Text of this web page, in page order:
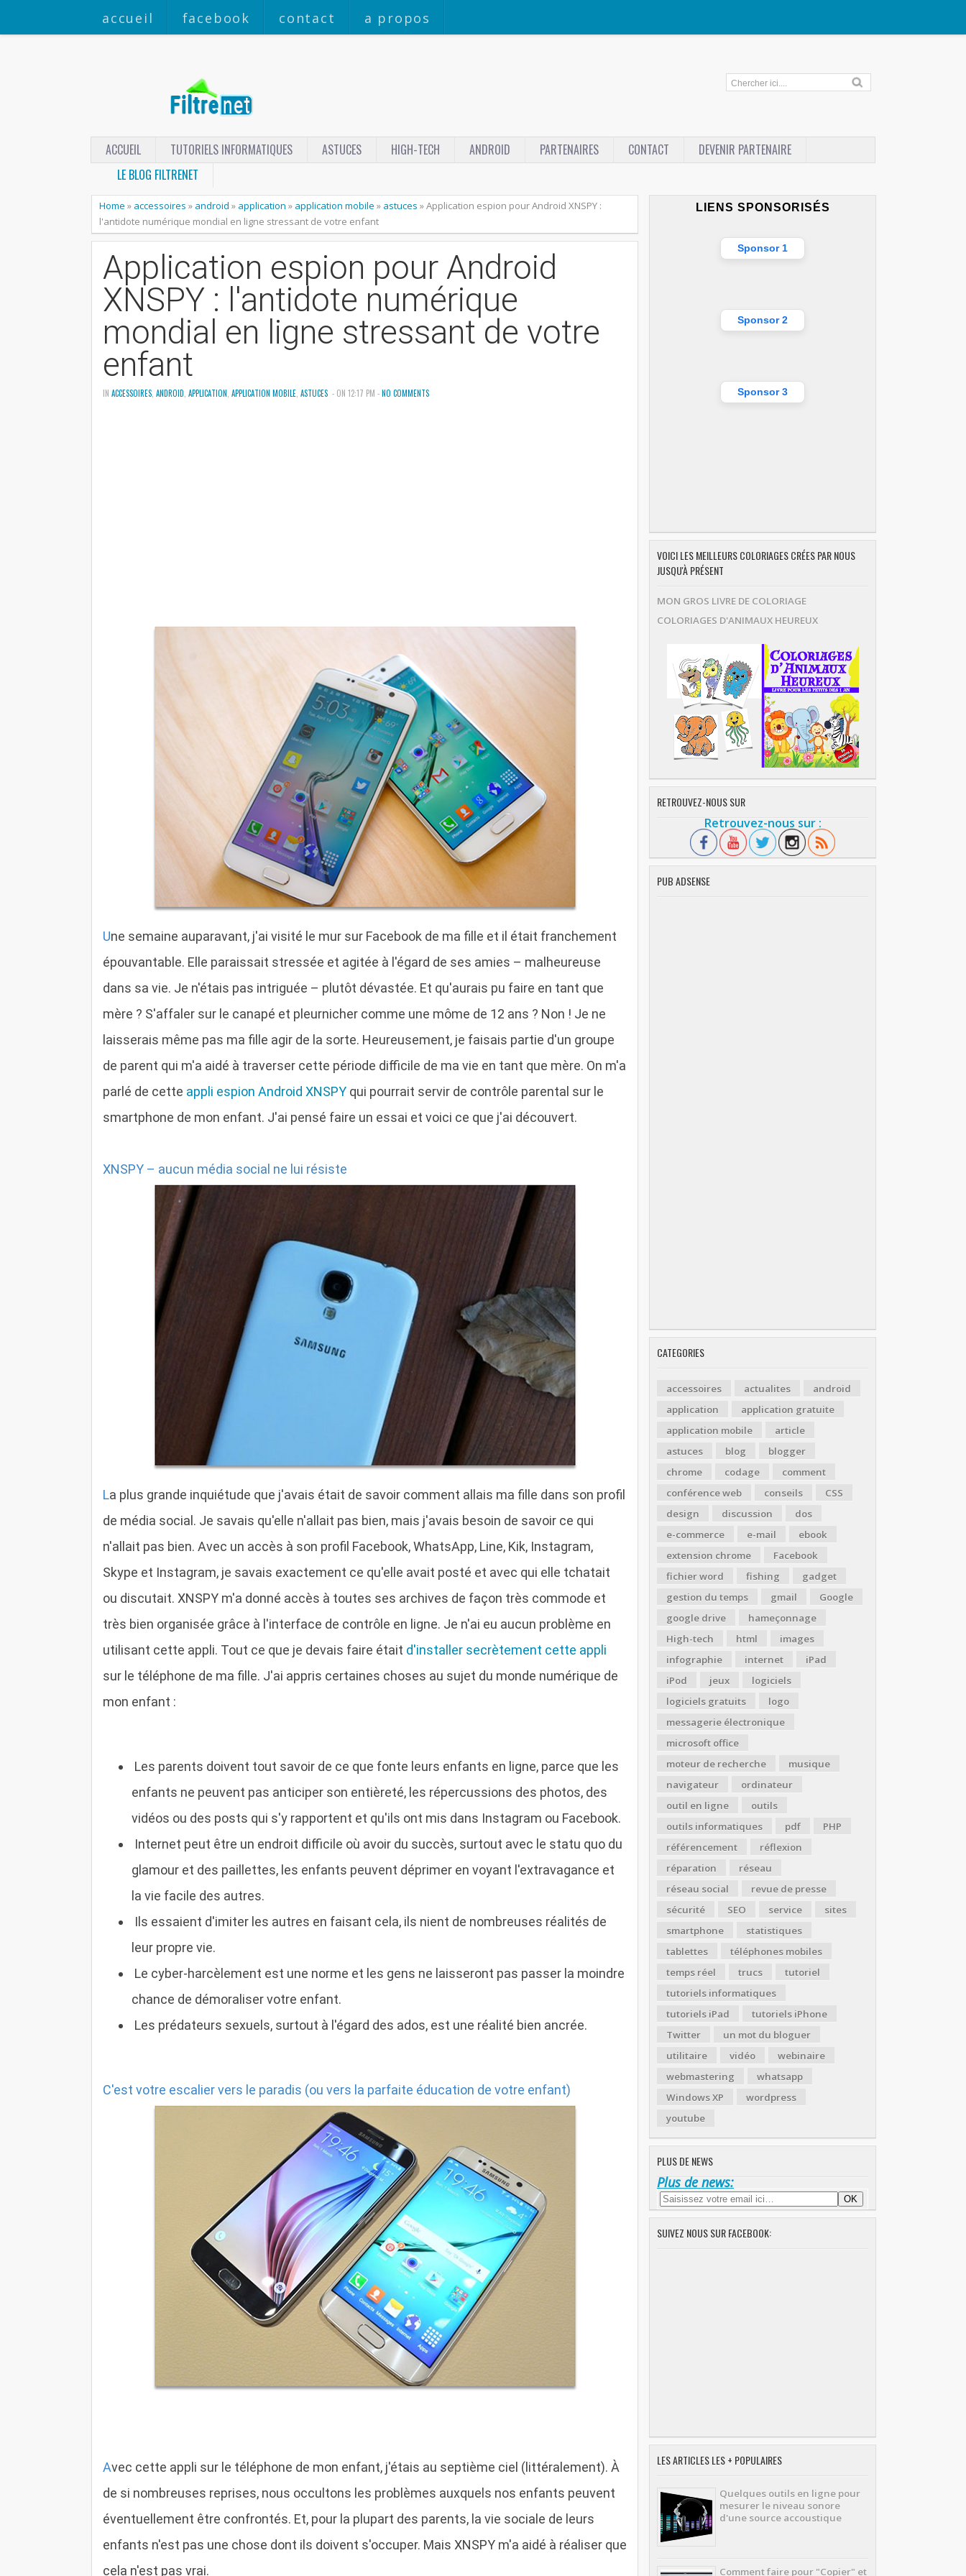
accueil facebook contact a propos
ACCUEIL TUTORIELS INFORMATIQUES ASTUCES HIGH-TECH ANDROID PARTENAIRES CONTACT
DEVENIR PARTENAIRE
LE BLOG FILTRENET
Home » accessoires » android » application » application mobile » astuces »Application espion pour Android XNSPY :
l'antidote numérique mondial en ligne stressant de votre enfant
Application espion pour Android
XNSPY : l'antidote numérique
mondial en ligne stressant de votre
enfant
IN ACCESSOIRES ANDROID APPLICATION APPLICATION MOBILE ASTUCES - ON 12:17 PM -NO COMMENTS
Une semaine auparavant, j'ai visité le mur sur Facebook de ma fille et il était franchement
épouvantable. Elle paraissait stressée et agitée à l'égard de ses amies – malheureuse
dans sa vie. Je n'étais pas intriguée – plutôt dévastée. Et qu'aurais pu faire en tant que
mère ? S'affaler sur le canapé et pleurnicher comme une môme de 12 ans ? Non ! Je ne
laisserais même pas ma fille agir de la sorte. Heureusement, je faisais partie d'un groupe
de parent qui m'a aidé à traverser cette période difficile de ma vie en tant que mère. On m'a
parlé de cette appli espion Android XNSPY qui pourrait servir de contrôle parental sur le
smartphone de mon enfant. J'ai pensé faire un essai et voici ce que j'ai découvert.
XNSPY – aucun média social ne lui résiste
La plus grande inquiétude que j'avais était de savoir comment allais ma fille dans son profil
de média social. Je savais qu'elle n'allait pas bien, mais j'avais besoin de savoir ce qui
n'allait pas bien. Avec un accès à son profil Facebook, WhatsApp, Line, Kik, Instagram,
Skype et Instagram, je savais exactement ce qu'elle avait posté et avec qui elle tchatait
ou discutait. XNSPY m'a donné accès à toutes ses archives de façon très commode et
très bien organisée grâce à l'interface de contrôle en ligne. Je n'ai eu aucun problème en
utilisant cette appli. Tout ce que je devais faire était d'installer secrètement cette appli
sur le téléphone de ma fille. J'ai appris certaines choses au sujet du monde numérique de
mon enfant :
Les parents doivent tout savoir de ce que fonte leurs enfants en ligne, parce que les
enfants ne peuvent pas anticiper son entièreté, les répercussions des photos, des
vidéos ou des posts qui s'y rapportent et qu'ils ont mis dans Instagram ou Facebook.
Internet peut être un endroit difficile où avoir du succès, surtout avec le statu quo du
glamour et des paillettes, les enfants peuvent déprimer en voyant l'extravagance et
la vie facile des autres.
Ils essaient d'imiter les autres en faisant cela, ils nient de nombreuses réalités de
leur propre vie.
Le cyber-harcèlement est une norme et les gens ne laisseront pas passer la moindre
chance de démoraliser votre enfant.
Les prédateurs sexuels, surtout à l'égard des ados, est une réalité bien ancrée.
C'est votre escalier vers le paradis (ou vers la parfaite éducation de votre enfant)
Avec cette appli sur le téléphone de mon enfant, j'étais au septième ciel (littéralement). À
de si nombreuses reprises, nous occultons les problèmes auxquels nos enfants peuvent
éventuellement être confrontés. Et, pour la plupart des parents, la vie sociale de leurs
enfants n'est pas une chose dont ils doivent s'occuper. Mais XNSPY m'a aidé à réaliser que
cela n'est pas vrai.
LIENS SPONSORISÉS
Sponsor 1
Sponsor 2
Sponsor 3
VOICI LES MEILLEURS COLORIAGES CRÉES PAR NOUS
JUSQU'À PRÉSENT
MON GROS LIVRE DE COLORIAGE
COLORIAGES D'ANIMAUX HEUREUX
RETROUVEZ-NOUS SUR
Retrouvez-nous sur :
PUB ADSENSE
CATEGORIES
accessoires actualites
android
application
application gratuite
application mobile
article
astuces
blog
blogger
chrome
codage
comment
conférence web
conseils
CSS
design
discussion
dos
e-commerce
e-mail
ebook
extension chrome
Facebook
fichier word
fishing
gadget
gestion du temps
gmail
Google
google drive
hameçonnage
High-tech
html
images
infographie
internet
iPad
iPod
jeux
logiciels
logiciels gratuits
logo
messagerie électronique
microsoft office
moteur de recherche
musique
navigateur
ordinateur
outil en ligne
outils
outils informatiques
pdf
PHP
référencement
réflexion
réparation
réseau
réseau social
revue de presse
sécurité
SEO service
sites
smartphone
statistiques
tablettes
téléphones mobiles
temps réel
trucs
tutoriel
tutoriels informatiques
tutoriels iPad
tutoriels iPhone
Twitter
un mot du bloguer
utilitaire
vidéo
webinaire
webmastering
whatsapp
Windows XP
wordpress
youtube
PLUS DE NEWS
Plus de news:
SUIVEZ NOUS SUR FACEBOOK:
LES ARTICLES LES + POPULAIRES
Quelques outils en ligne pour
mesurer le niveau sonore
d'une source accoustique
Comment faire pour "Copier" et